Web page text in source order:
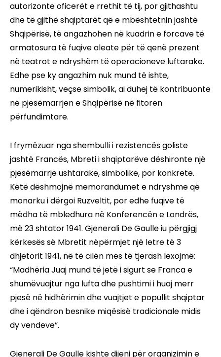
autorizonte oficerët e rrethit të tij, por gjithashtu
dhe të gjithë shqiptarët që e mbështetnin jashtë
Shqipërisë, të angazhohen në kuadrin e forcave të
armatosura të fuqive aleate për të qenë prezent
në teatrot e ndryshëm të operacioneve luftarake.
Edhe pse ky angazhim nuk mund të ishte,
numerikisht, veçse simbolik, ai duhej të kontribuonte
në pjesëmarrjen e Shqipërisë në fitoren
përfundimtare.
I frymëzuar nga shembulli i rezistencës goliste
jashtë Francës, Mbreti i shqiptarëve dëshironte një
pjesëmarrje ushtarake, simbolike, por konkrete.
Këtë dëshmojnë memorandumet e ndryshme që
monarku i dërgoi Ruzveltit, por edhe fuqive të
mëdha të mbledhura në Konferencën e Londrës,
më 23 shtator 1941. Gjenerali De Gaulle iu përgjigj
kërkesës së Mbretit nëpërmjet një letre të 3
dhjetorit 1941, në të cilën mes të tjerash lexojmë:
“Madhëria Juaj mund të jetë i sigurt se Franca e
shumëvuajtur nga lufta dhe pushtimi i huaj merr
pjesë në hidhërimin dhe vuajtjet e popullit shqiptar
dhe i qëndron besnike miqësisë tradicionale midis
dy vendeve”.
Gjenerali De Gaulle kishte dijeni për organizimin e